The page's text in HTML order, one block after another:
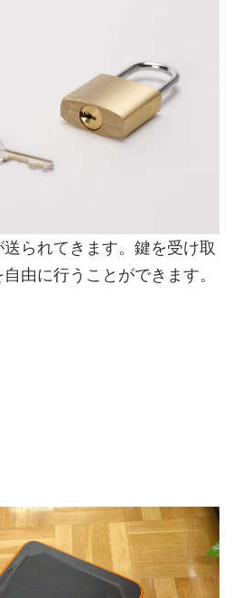
られてきます。鍵を受け取
由に行うことができます。